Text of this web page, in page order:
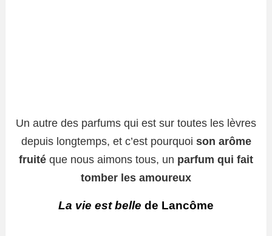
Un autre des parfums qui est sur toutes les lèvres
depuis longtemps, et c’est pourquoi son arôme
fruité que nous aimons tous, un parfum qui fait
tomber les amoureux
La vie est belle de Lancôme